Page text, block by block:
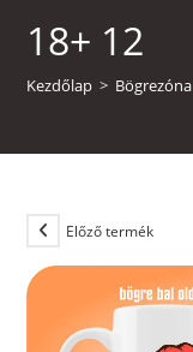
18+ 12
Kezdőlap > Bögrezóna
Előző termék